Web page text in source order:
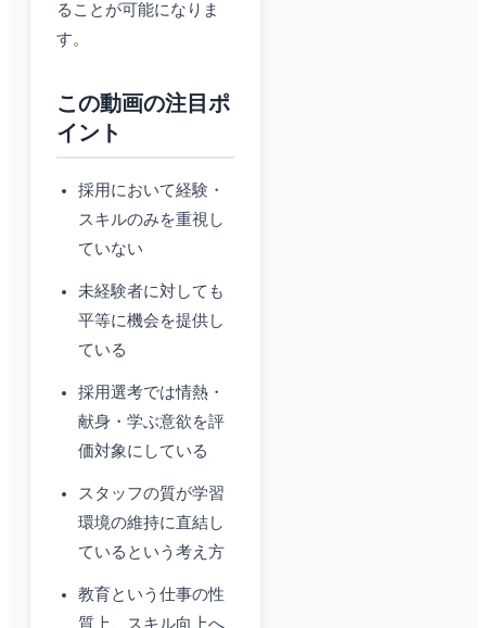
ることが可能になりま
す。
この動画の注目ポ
イント
採用において経験・
スキルのみを重視し
ていない
未経験者に対しても
平等に機会を提供し
ている
採用選考では情熱・
献身・学ぶ意欲を評
価対象にしている
スタッフの質が学習
環境の維持に直結し
ているという考え方
教育という仕事の性
質上、スキル向上へ